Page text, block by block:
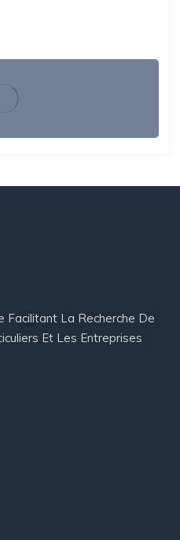
Facilitant La Recherche De
Et Les Entreprises